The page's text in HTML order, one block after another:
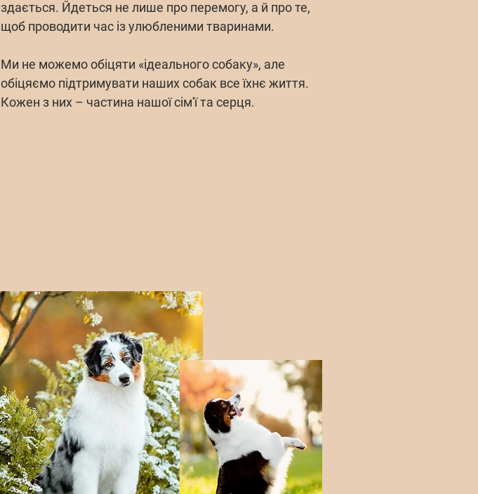
здається. Йдеться не лише про перемогу, а й про те,
щоб проводити час із улюбленими тваринами.
Ми не можемо обіцяти «ідеального собаку», але
обіцяємо підтримувати наших собак все їхнє життя.
Кожен з них – частина нашої сім'ї та серця.